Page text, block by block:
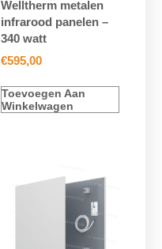
Welltherm metalen
infrarood panelen –
340 watt
€595,00
Toevoegen Aan
Winkelwagen